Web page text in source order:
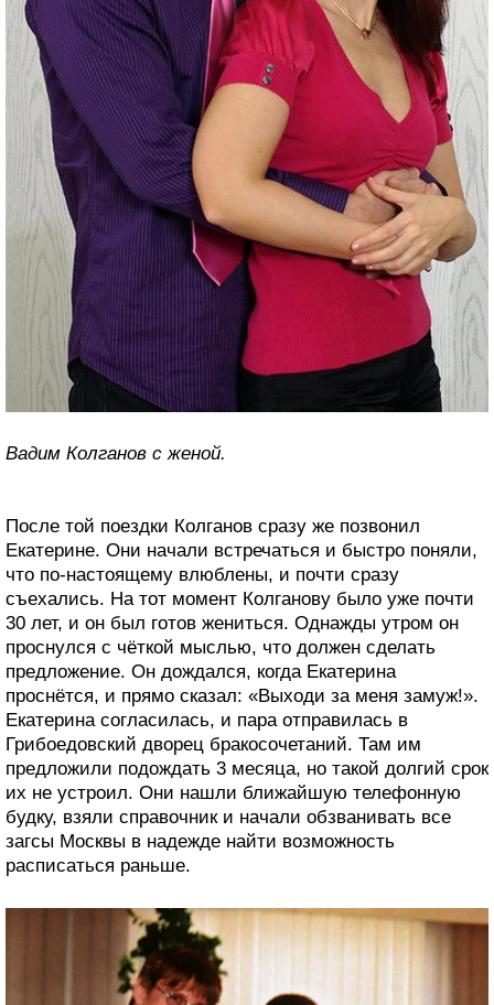
Вадим Колганов с женой.
После той поездки Колганов сразу же позвонил
Екатерине. Они начали встречаться и быстро поняли,
что по-настоящему влюблены, и почти сразу
съехались. На тот момент Колганову было уже почти
30 лет, и он был готов жениться. Однажды утром он
проснулся с чёткой мыслью, что должен сделать
предложение. Он дождался, когда Екатерина
проснётся, и прямо сказал: «Выходи за меня замуж!».
Екатерина согласилась, и пара отправилась в
Грибоедовский дворец бракосочетаний. Там им
предложили подождать 3 месяца, но такой долгий срок
их не устроил. Они нашли ближайшую телефонную
будку, взяли справочник и начали обзванивать все
загсы Москвы в надежде найти возможность
расписаться раньше.